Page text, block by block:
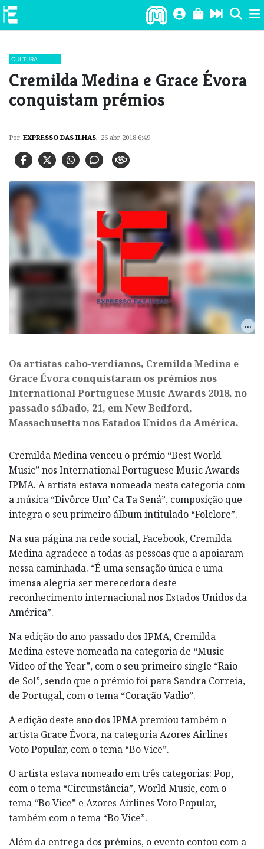
CULTURA
Cremilda Medina e Grace Évora
conquistam prémios
Por EXPRESSO DAS ILHAS, 26 abr 2018 6:49
Os artistas cabo-verdianos, Cremilda Medina e
Grace Évora conquistaram os prémios nos
International Portuguese Music Awards 2018, no
passado sábado, 21, em New Bedford,
Massachusetts nos Estados Unidos da América.
Cremilda Medina venceu o prémio “Best World
Music” nos International Portuguese Music Awards
IPMA. A artista estava nomeada nesta categoria com
a música “Divôrce Um’ Ca Ta Sená”, composição que
integra o seu primeiro álbum intitulado “Folclore”.
Na sua página na rede social, Facebook, Cremilda
Medina agradece a todas as pessoas que a apoiaram
nessa caminhada. “É uma sensação única e uma
imensa alegria ser merecedora deste
reconhecimento internacional nos Estados Unidos da
América”.
Na edição do ano passado dos IPMA, Cremilda
Medina esteve nomeada na categoria de “Music
Video of the Year”, com o seu primeiro single “Raio
de Sol”, sendo que o prémio foi para Sandra Correia,
de Portugal, com o tema “Coração Vadio”.
A edição deste ano dos IPMA premiou também o
artista Grace Évora, na categoria Azores Airlines
Voto Popular, com o tema “Bo Vice”.
O artista estava nomeado em três categorias: Pop,
com o tema “Circunstância”, World Music, com o
tema “Bo Vice” e Azores Airlines Voto Popular,
também com o tema “Bo Vice”.
Além da entrega dos prémios, o evento contou com a